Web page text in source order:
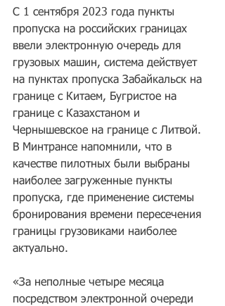
С 1 сентября 2023 года пункты
пропуска на российских границах
ввели электронную очередь для
грузовых машин, система действует
на пунктах пропуска Забайкальск на
границе с Китаем, Бугристое на
границе с Казахстаном и
Чернышевское на границе с Литвой.
В Минтрансе напомнили, что в
качестве пилотных были выбраны
наиболее загруженные пункты
пропуска, где применение системы
бронирования времени пересечения
границы грузовиками наиболее
актуально.
«За неполные четыре месяца
посредством электронной очереди